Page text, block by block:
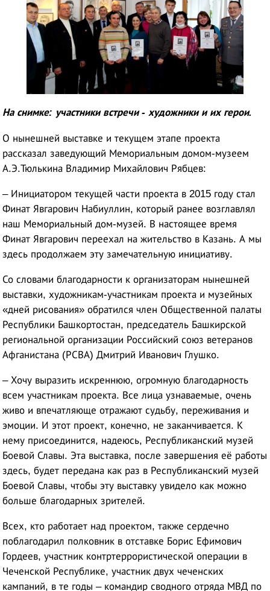
На снимке: участники встречи - художники и их герои.
О нынешней выставке и текущем этапе проекта
рассказал заведующий Мемориальным домом-музеем
А.Э.Тюлькина Владимир Михайлович Рябцев:
– Инициатором текущей части проекта в 2015 году стал
Финат Явгарович Набиуллин, который ранее возглавлял
наш Мемориальный дом-музей. В настоящее время
Финат Явгарович переехал на жительство в Казань. А мы
здесь продолжаем эту замечательную инициативу.
Со словами благодарности к организаторам нынешней
выставки, художникам-участникам проекта и музейных
«дней рисования» обратился член Общественной палаты
Республики Башкортостан, председатель Башкирской
региональной организации Российский союз ветеранов
Афганистана (РСВА) Дмитрий Иванович Глушко.
– Хочу выразить искреннюю, огромную благодарность
всем участникам проекта. Все лица узнаваемые, очень
живо и впечатляюще отражают судьбу, переживания и
эмоции. И этот проект, конечно, не заканчивается. К
нему присоединится, надеюсь, Республиканский музей
Боевой Славы. Эта выставка, после завершения её работы
здесь, будет передана как раз в Республиканский музей
Боевой Славы, чтобы эту выставку увидело как можно
больше благодарных зрителей.
Всех, кто работает над проектом, также сердечно
поблагодарил полковник в отставке Борис Ефимович
Гордеев, участник контртеррористической операции в
Чеченской Республике, участник двух чеченских
кампаний, в те годы – командир сводного отряда МВД по